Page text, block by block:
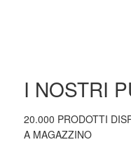
I NOSTRI
20.000 PRODOTTI
A MAGAZZINO